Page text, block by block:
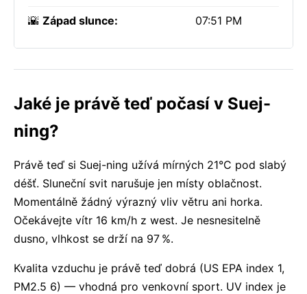
🌇 Západ slunce: 07:51 PM
Jaké je právě teď počasí v Suej-
ning?
Právě teď si Suej-ning užívá mírných 21°C pod slabý
déšť. Sluneční svit narušuje jen místy oblačnost.
Momentálně žádný výrazný vliv větru ani horka.
Očekávejte vítr 16 km/h z west. Je nesnesitelně
dusno, vlhkost se drží na 97 %.
Kvalita vzduchu je právě teď dobrá (US EPA index 1,
PM2.5 6) — vhodná pro venkovní sport. UV index je